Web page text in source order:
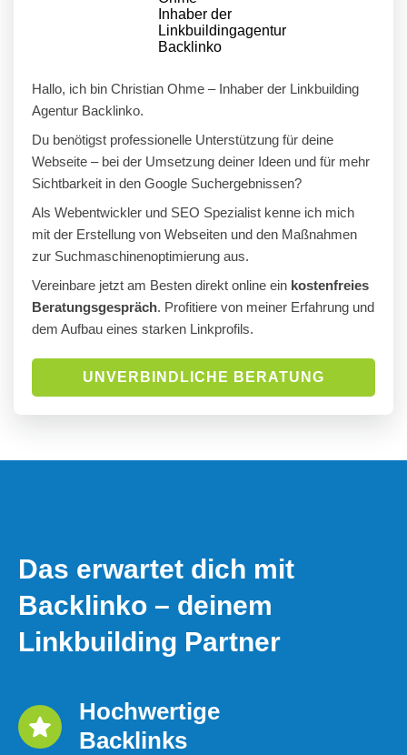
Hallo, ich bin Christian Ohme – Inhaber der Linkbuilding
Agentur Backlinko.
Du benötigst professionelle Unterstützung für deine
Webseite – bei der Umsetzung deiner Ideen und für mehr
Sichtbarkeit in den Google Suchergebnissen?
Als Webentwickler und SEO Spezialist kenne ich mich
mit der Erstellung von Webseiten und den Maßnahmen
zur Suchmaschinenoptimierung aus.
Vereinbare jetzt am Besten direkt online ein kostenfreies
Beratungsgespräch. Profitiere von meiner Erfahrung und
dem Aufbau eines starken Linkprofils.
UNVERBINDLICHE BERATUNG
Das erwartet dich mit
Backlinko – deinem
Linkbuilding Partner
Hochwertige
Backlinks